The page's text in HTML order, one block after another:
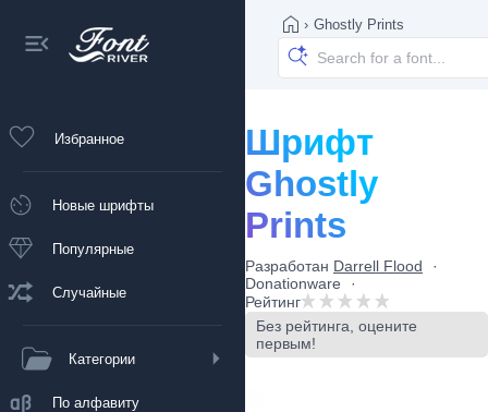
Избранное
Новые шрифты
Популярные
Случайные
Категории
По алфавиту
› Ghostly Prints
Шрифт
Ghostly
Prints
Разработан Darrell Flood
Donationware
Рейтинг
Без рейтинга, оцените
первым!